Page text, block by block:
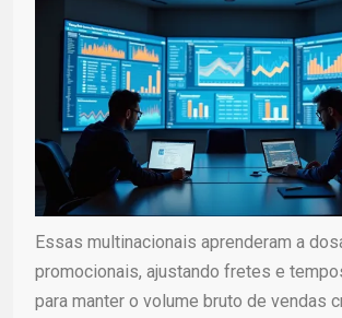
Essas multinacionais aprenderam a
promocionais, ajustando fretes e
para manter o volume bruto de vendas